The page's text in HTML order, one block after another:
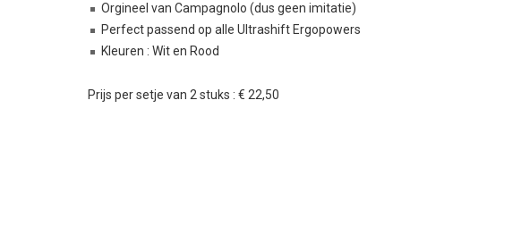
Orgineel van Campagnolo (dus geen imitatie)
Perfect passend op alle Ultrashift Ergopowers
Kleuren : Wit en Rood
Prijs per setje van 2 stuks : € 22,50